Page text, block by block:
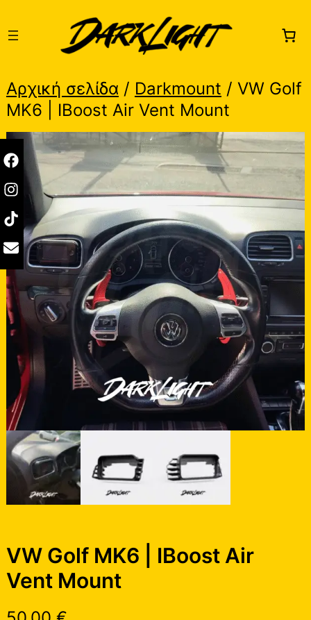
to
Αρχική σελίδα / Darkmount / VW Golf
MK6 | IBoost Air Vent Mount
VW Golf MK6 | IBoost Air
Vent Mount